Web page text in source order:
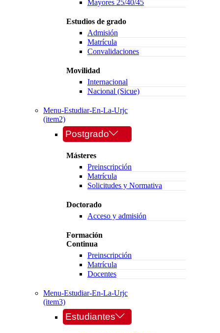
Mayores 25/40/45
Estudios de grado
Admisión
Matrícula
Convalidaciones
Movilidad
Internacional
Nacional (Sicue)
Menu-Estudiar-En-La-Urjc
(item2)
Postgrado
Másteres
Preinscripción
Matrícula
Solicitudes y Normativa
Doctorado
Acceso y admisión
Formación
Continua
Preinscripción
Matrícula
Docentes
Menu-Estudiar-En-La-Urjc
(item3)
Estudiantes